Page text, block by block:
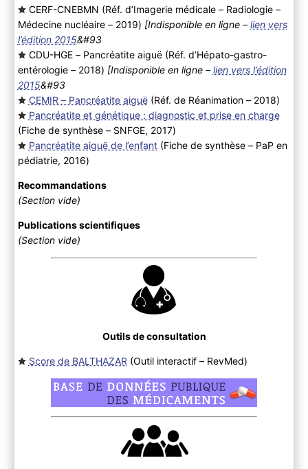
CERF-CNEBMN (Réf. d’Imagerie médicale – Radiologie –
Médecine nucléaire – 2019) [Indisponible en ligne – lien vers
l’édition 2015&#93
CDU-HGE – Pancréatite aiguë (Réf. d’Hépato-gastro-
entérologie – 2018) [Indisponible en ligne – lien vers l’édition
2015&#93
CEMIR – Pancréatite aiguë(Réf. de Réanimation – 2018)
Pancréatite et génétique : diagnostic et prise en charge
(Fiche de synthèse – SNFGE, 2017)
Pancréatite aiguë de l’enfant(Fiche de synthèse – PaP en
pédiatrie, 2016)
Recommandations
(Section vide)
Publications scientifiques
(Section vide)
Outils de consultation
Score de BALTHAZAR (Outil interactif – RevMed)